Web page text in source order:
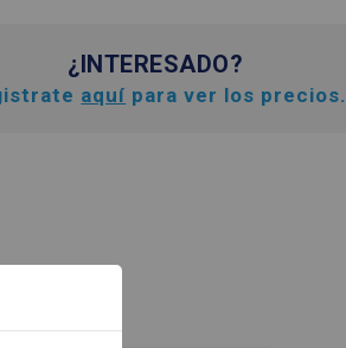
¿INTERESADO?
aquí para ver los precios.